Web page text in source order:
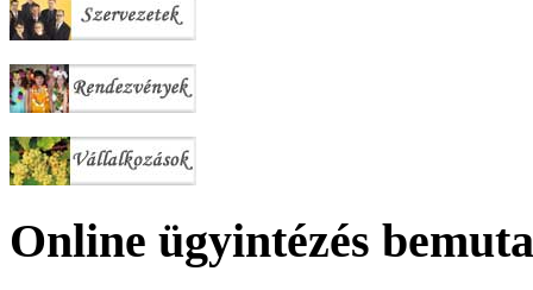
Online ügyintézés